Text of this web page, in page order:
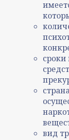
сроки
вид